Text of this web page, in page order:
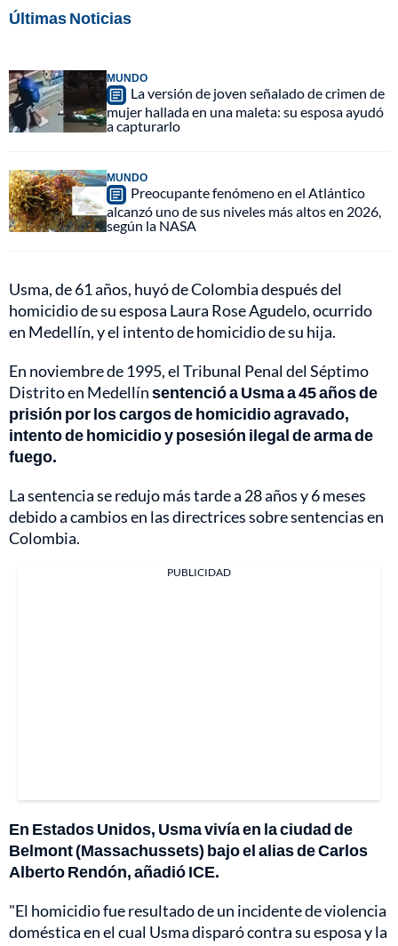
Últimas Noticias
MUNDO
La versión de joven señalado de crimen de
mujer hallada en una maleta: su esposa ayudó
a capturarlo
MUNDO
Preocupante fenómeno en el Atlántico
alcanzó uno de sus niveles más altos en 2026,
según la NASA
Usma, de 61 años, huyó de Colombia después del
homicidio de su esposa Laura Rose Agudelo, ocurrido
en Medellín, y el intento de homicidio de su hija.
En noviembre de 1995, el Tribunal Penal del Séptimo
Distrito en Medellínsentenció a Usma a 45 años de
prisión por los cargos de homicidio agravado,
intento de homicidio y posesión ilegal de arma de
fuego.
La sentencia se redujo más tarde a 28 años y 6 meses
debido a cambios en las directrices sobre sentencias en
Colombia.
PUBLICIDAD
En Estados Unidos, Usma vivía en la ciudad de
Belmont (Massachussets) bajo el alias de Carlos
Alberto Rendón, añadió ICE.
"El homicidio fue resultado de un incidente de violencia
doméstica en el cual Usma disparó contra su esposa y la